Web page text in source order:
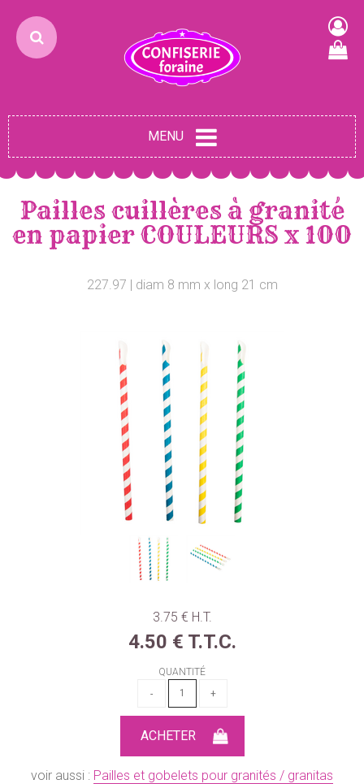
MENU
Pailles cuillères à granité
en papier COULEURS x 100
227.97 | diam 8 mm x long 21 cm
3.75 € H.T.
4.50 € T.T.C.
QUANTITÉ
voir aussi : Pailles et gobelets pour granités / granitas